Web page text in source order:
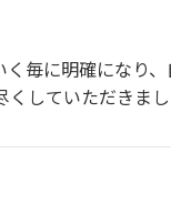
毎に明確になり
していただきまし